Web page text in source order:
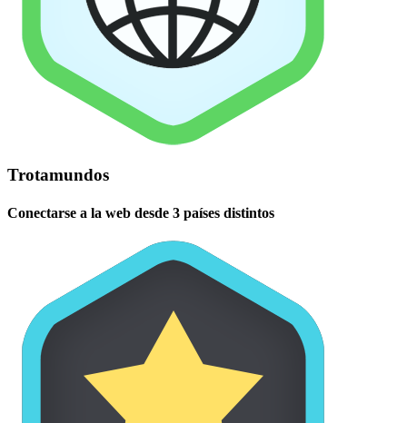
Trotamundos
Conectarse a la web desde 3 países distintos